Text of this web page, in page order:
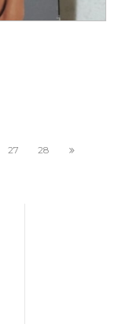
27 28